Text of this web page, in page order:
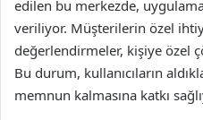
edilen bu merkezde,
veriliyor. Müşterilerin özel
değerlendirmeler, kişiye özel
Bu durum, kullanıcıların
memnun kalmasına katkı